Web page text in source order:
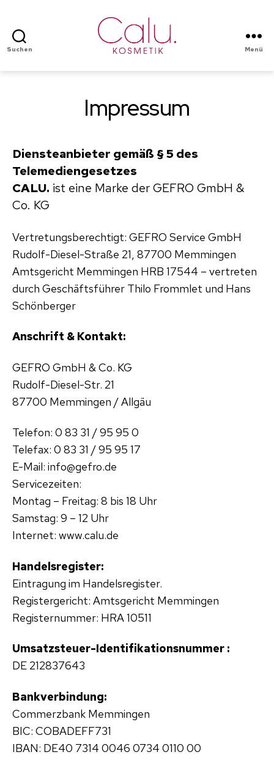
Suchen
Kosmetik
Menü
Impressum
Diensteanbieter gemäß § 5 des
Telemediengesetzes
CALU. ist eine Marke der GEFRO GmbH &
Co. KG
Vertretungsberechtigt: GEFRO Service GmbH
Rudolf-Diesel-Straße 21, 87700 Memmingen
Amtsgericht Memmingen HRB 17544 – vertreten
durch Geschäftsführer Thilo Frommlet und Hans
Schönberger
Anschrift & Kontakt:
GEFRO GmbH & Co. KG
Rudolf-Diesel-Str. 21
87700 Memmingen / Allgäu
Telefon: 0 83 31 / 95 95 0
Telefax: 0 83 31 / 95 95 17
E-Mail: info@gefro.de
Servicezeiten:
Montag – Freitag: 8 bis 18 Uhr
Samstag: 9 – 12 Uhr
Internet: www.calu.de
Handelsregister:
Eintragung im Handelsregister.
Registergericht: Amtsgericht Memmingen
Registernummer: HRA 10511
Umsatzsteuer-Identifikationsnummer :
DE 212837643
Bankverbindung:
Commerzbank Memmingen
BIC: COBADEFF731
IBAN: DE40 7314 0046 0734 0110 00